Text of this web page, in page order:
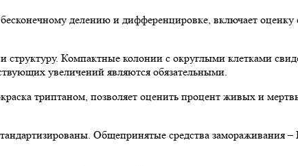
делению и дифференцировке, включает
Компактные колонии с округлыми клетками
увеличений являются обязательными.
триптаном, позволяет оценить процент живых и
Общепринятые средства замораживания